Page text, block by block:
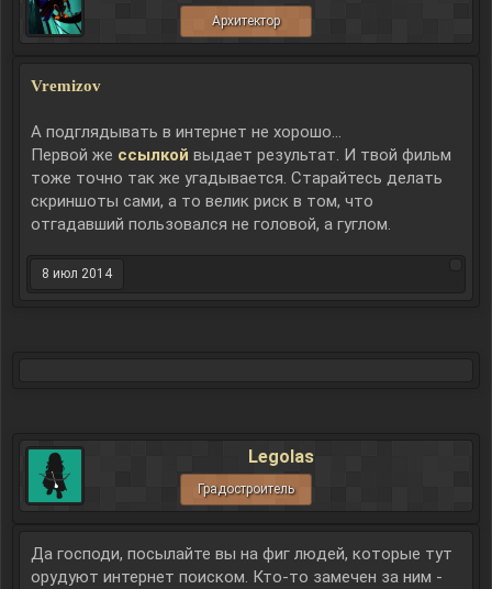
Архитектор
Vremizov
А подглядывать в интернет не хорошо...
Первой же ссылкой выдает результат. И твой фильм
тоже точно так же угадывается. Старайтесь делать
скриншоты сами, а то велик риск в том, что
отгадавший пользовался не головой, а гуглом.
8 июл 2014
Legolas
Градостроитель
Да господи, посылайте вы на фиг людей, которые тут
орудуют интернет поиском. Кто-то замечен за ним -